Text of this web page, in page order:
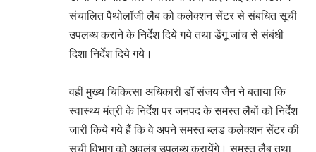
संचालित पैथोलॉजी लैब को कलेक्शन सेंटर से संबधित सूची
उपलब्ध कराने के निर्देश दिये गये तथा डेंगू जांच से संबंधी
दिशा निर्देश दिये गये।
वहीं मुख्य चिकित्सा अधिकारी डॉ संजय जैन ने बताया कि
स्वास्थ्य मंत्री के निर्देश पर जनपद के समस्त लैबों को निर्देश
जारी किये गये हैं कि वे अपने समस्त ब्लड कलेक्शन सेंटर की
सूची विभाग को अवलंब उपलब्ध करायेंगे। समस्त लैब तथा